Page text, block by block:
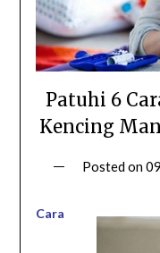
Patuhi 6
Kencing
Posted on
Cara